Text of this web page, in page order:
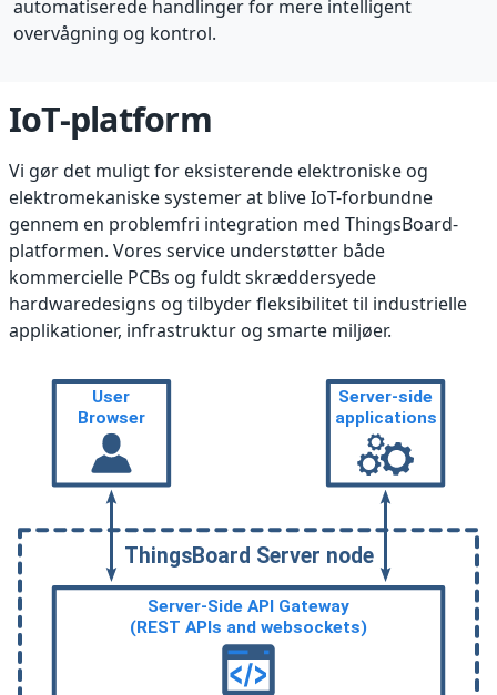
automatiserede handlinger for mere intelligent
overvågning og kontrol.
IoT-platform
Vi gør det muligt for eksisterende elektroniske og
elektromekaniske systemer at blive IoT-forbundne
gennem en problemfri integration med ThingsBoard-
platformen. Vores service understøtter både
kommercielle PCBs og fuldt skræddersyede
hardwaredesigns og tilbyder fleksibilitet til industrielle
applikationer, infrastruktur og smarte miljøer.